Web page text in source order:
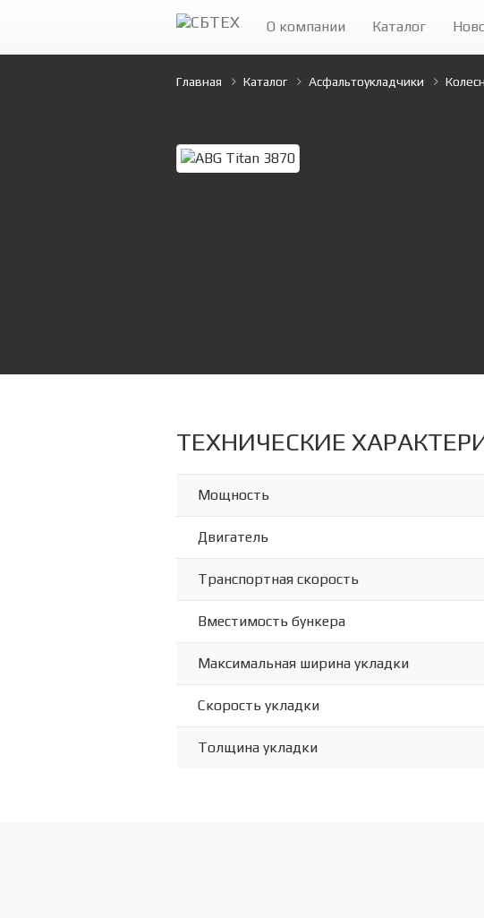
О компании Каталог
Главная Каталог Асфальтоукладчики
ТЕХНИЧЕСКИЕ
Мощность
Двигатель
Транспортная скорость
Вместимость бункера
Максимальная ширина укладки
Скорость укладки
Толщина укладки